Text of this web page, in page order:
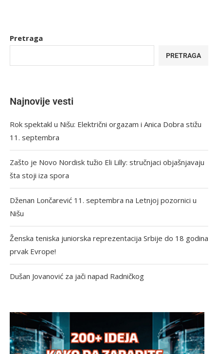
Pretraga
PRETRAGA
Najnovije vesti
Rok spektakl u Nišu: Električni orgazam i Anica Dobra stižu
11. septembra
Zašto je Novo Nordisk tužio Eli Lilly: stručnjaci objašnjavaju
šta stoji iza spora
Dženan Lončarević 11. septembra na Letnjoj pozornici u
Nišu
Ženska teniska juniorska reprezentacija Srbije do 18 godina
prvak Evrope!
Dušan Jovanović za jači napad Radničkog